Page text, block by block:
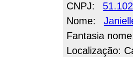
CNPJ:
Nome:
Fantasia
Localização: